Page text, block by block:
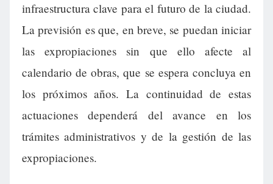
infraestructura clave para el futuro de la ciudad.
La previsión es que, en breve, se puedan iniciar
las expropiaciones sin que ello afecte al
calendario de obras, que se espera concluya en
los próximos años. La continuidad de estas
actuaciones dependerá del avance en los
trámites administrativos y de la gestión de las
expropiaciones.